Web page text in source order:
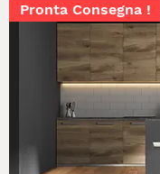
Pronta Consegna !